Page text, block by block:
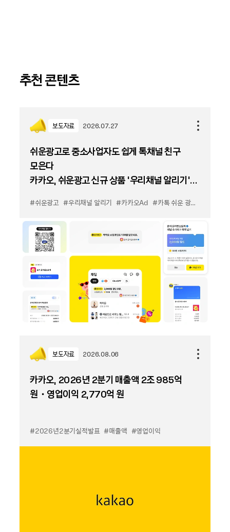
추천 콘텐츠
보도자료 2026.07.27
쉬운광고로 중소사업자도 쉽게 톡채널 친구
모은다
카카오, 쉬운광고 신규 상품 '우리채널 알리기'
#쉬운광고 #우리채널 알리기 #카카오Ad #카톡 쉬운 광고
보도자료 2026.08.06
카카오, 2026년 2분기 매출액 2조 985억
원・영업이익 2,770억 원
#2026년2분기실적발표 #매출액 #영업이익